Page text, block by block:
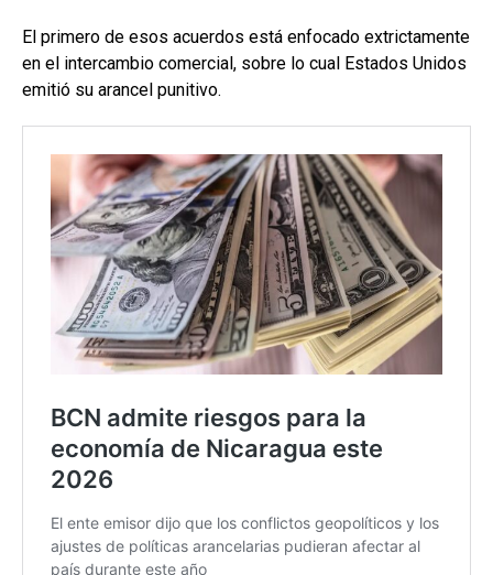
El primero de esos acuerdos está enfocado extrictamente
en el intercambio comercial, sobre lo cual Estados Unidos
emitió su arancel punitivo.